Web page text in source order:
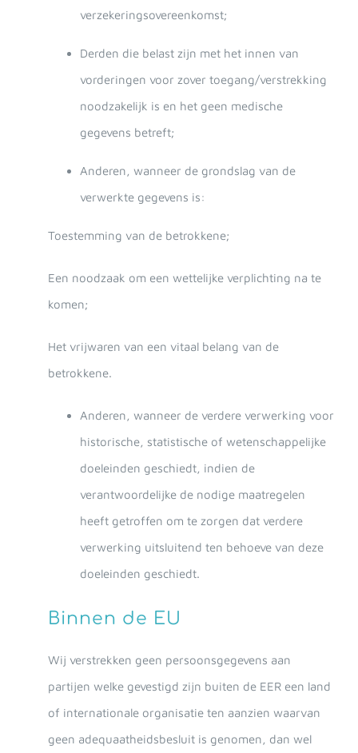
verzekeringsovereenkomst;
Derden die belast zijn met het innen van
vorderingen voor zover toegang/verstrekking
noodzakelijk is en het geen medische
gegevens betreft;
Anderen, wanneer de grondslag van de
verwerkte gegevens is:
Toestemming van de betrokkene;
Een noodzaak om een wettelijke verplichting na te
komen;
Het vrijwaren van een vitaal belang van de
betrokkene.
Anderen, wanneer de verdere verwerking voor
historische, statistische of wetenschappelijke
doeleinden geschiedt, indien de
verantwoordelijke de nodige maatregelen
heeft getroffen om te zorgen dat verdere
verwerking uitsluitend ten behoeve van deze
doeleinden geschiedt.
Binnen de EU
Wij verstrekken geen persoonsgegevens aan
partijen welke gevestigd zijn buiten de EER een land
of internationale organisatie ten aanzien waarvan
geen adequaatheidsbesluit is genomen, dan wel